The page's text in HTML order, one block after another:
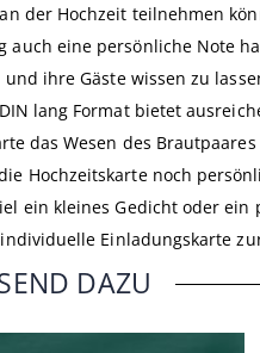
der Hochzeit teilnehmen
auch eine persönliche Note
ihre Gäste wissen zu
lang Format bietet
das Wesen des
Hochzeitskarte noch
ein kleines Gedicht oder
Einladungskarte
DAZU